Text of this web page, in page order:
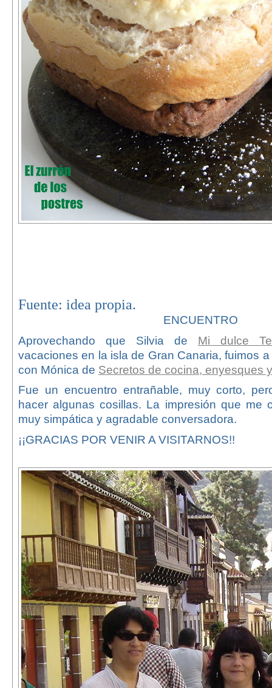
Fuente: idea propia.
ENCUENTRO
Aprovechando que Silvia de Mi dulce
vacaciones en la isla de Gran Canaria, fuimos
con Mónica de Secretos de cocina, enyesques
Fue un encuentro entrañable, muy corto,
hacer algunas cosillas. La impresión que me
muy simpática y agradable conversadora.
¡¡GRACIAS POR VENIR A VISITARNOS!!